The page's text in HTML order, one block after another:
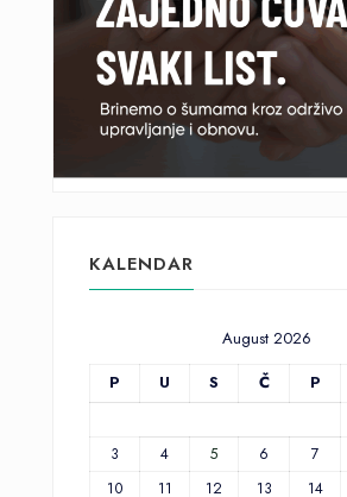
KALENDAR
August 2026
P
U S Č P
3
4 5 6 7
10
11 12 13 14